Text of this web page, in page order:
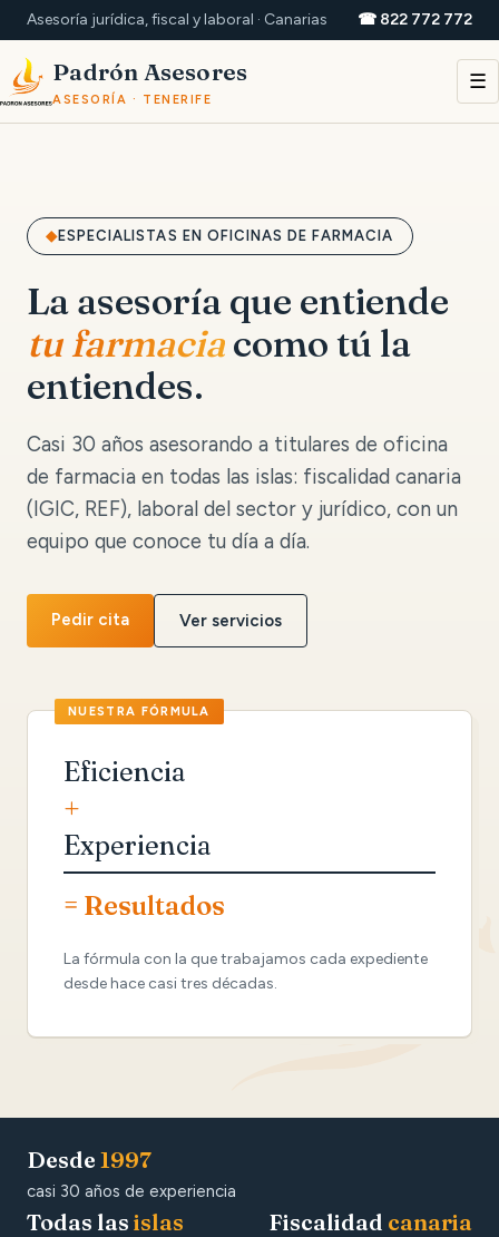
Asesoría jurídica, fiscal y laboral · Canarias ☎ 822 772 772
Padrón Asesores
ASESORÍA · TENERIFE
☰
ESPECIALISTAS EN OFICINAS DE FARMACIA
La asesoría que entiende
tu farmaciacomo tú la
entiendes.
Casi 30 años asesorando a titulares de oficina
de farmacia en todas las islas: fiscalidad canaria
(IGIC, REF), laboral del sector y jurídico, con un
equipo que conoce tu día a día.
Pedir cita Ver servicios
Eficiencia
+
Experiencia
= Resultados
La fórmula con la que trabajamos cada expediente
desde hace casi tres décadas.
Desde 1997
casi 30 años de experiencia
Todas las islas Fiscalidad canaria